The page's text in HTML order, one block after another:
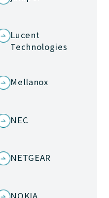
Lucent
Technologies
Mellanox
NEC
NETGEAR
NOKIA